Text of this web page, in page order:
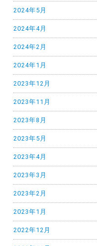
2024年5月
2024年4月
2024年2月
2024年1月
2023年12月
2023年11月
2023年8月
2023年5月
2023年4月
2023年3月
2023年2月
2023年1月
2022年12月